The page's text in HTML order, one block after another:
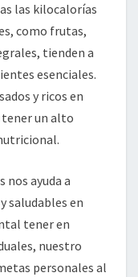
las kilocalorías
como frutas,
tienden a
esenciales.
y ricos en
tener un alto
ayuda a
saludables en
tener en
nuestro
personales al